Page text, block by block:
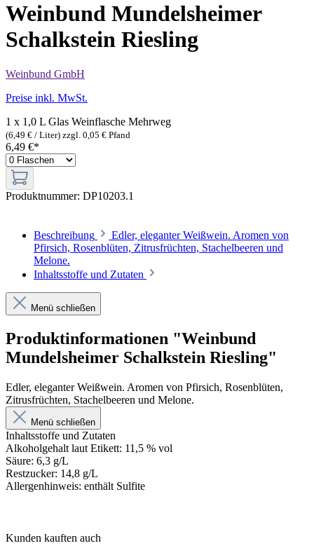
Weinbund Mundelsheimer
Schalkstein Riesling
Weinbund GmbH
Preise inkl. MwSt.
1 x 1,0 L Glas Weinflasche Mehrweg
(6,49 € / Liter) zzgl. 0,05 € Pfand
6,49 €*
Produktnummer: DP10203.1
Beschreibung
Edler, eleganter Weißwein. Aromen von
Pfirsich, Rosenblüten, Zitrusfrüchten, Stachelbeeren und
Melone.
Inhaltsstoffe und Zutaten
Menü schließen
Produktinformationen "Weinbund
Mundelsheimer Schalkstein Riesling"
Edler, eleganter Weißwein. Aromen von Pfirsich, Rosenblüten,
Zitrusfrüchten, Stachelbeeren und Melone.
Menü schließen
Inhaltsstoffe und Zutaten
Alkoholgehalt laut Etikett: 11,5 % vol
Säure: 6,3 g/L
Restzucker: 14,8 g/L
Allergenhinweis: enthält Sulfite
Kunden kauften auch